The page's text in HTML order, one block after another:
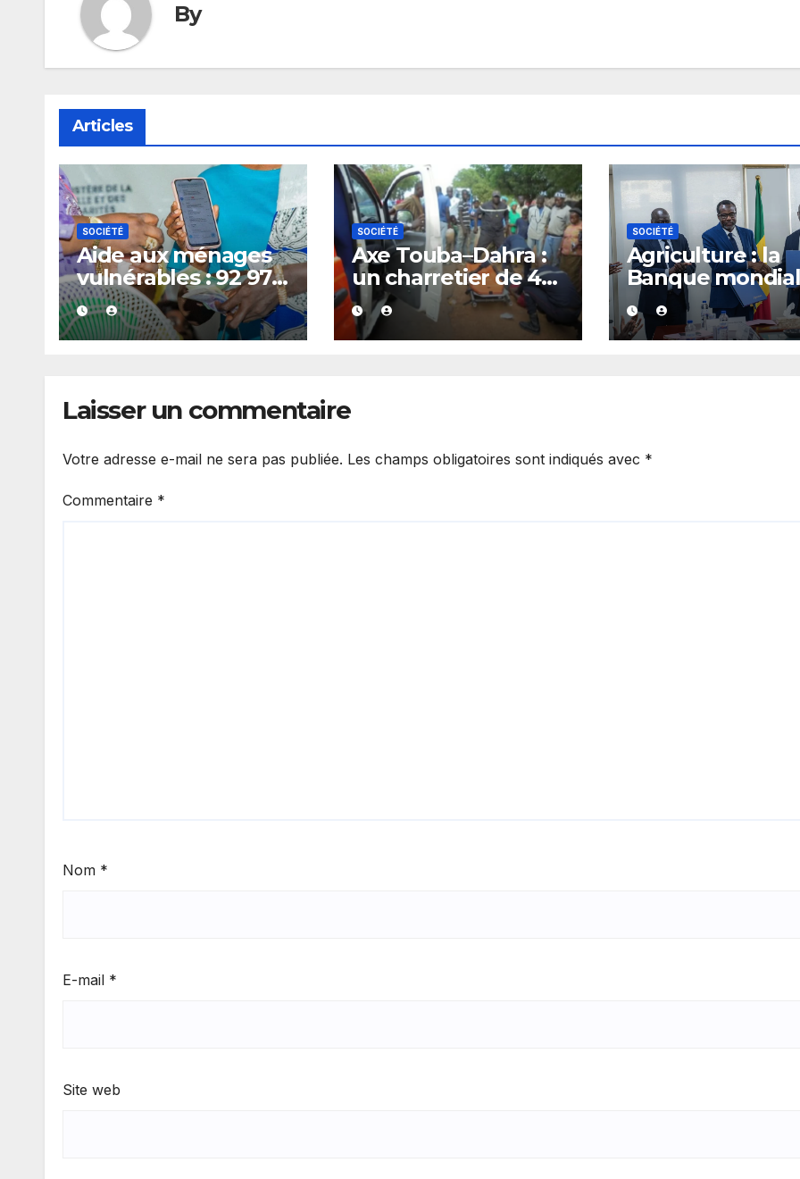
By
Articles
SOCIÉTÉ
Aide aux ménages
vulnérables : 92 976
familles ciblées
avec un appui de
135 000 FCFA
SOCIÉTÉ
Axe Touba–Dahra :
un charretier de 40
ans mortellement
fauché par un
véhicule particulier
SOCIÉTÉ
Agriculture : la
Banque
salue la vision
Sénégal après
rencontre avec
Laisser un commentaire
Votre adresse e-mail ne sera pas publiée. Les champs obligatoires sont indiqués avec *
Commentaire *
Nom *
E-mail *
Site web